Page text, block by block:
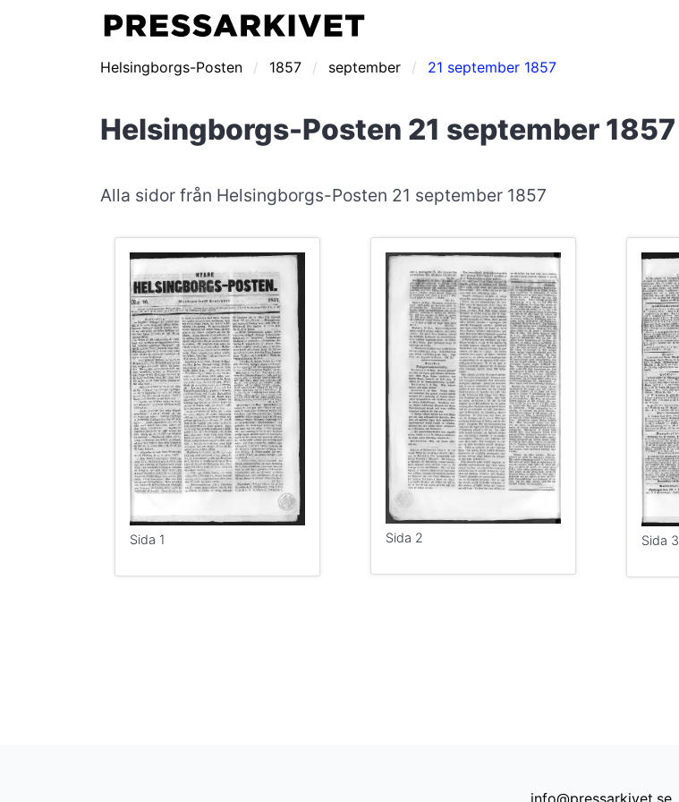
Helsingborgs-Posten 1857 september 21 september 1857
Helsingborgs-Posten 21 september 1857
Alla sidor från Helsingborgs-Posten 21 september 1857
Sida 1 Sida 2 Sida 3
info@pressarkivet.se